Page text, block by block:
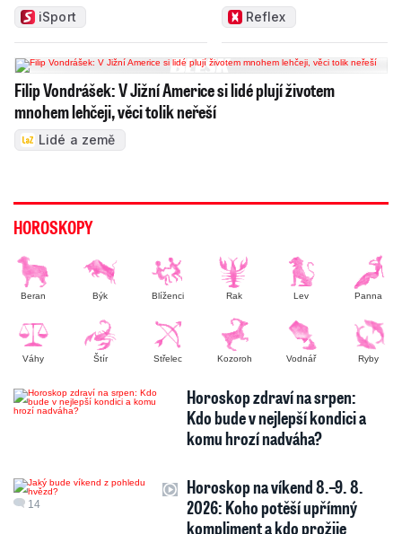
iSport Reflex
Filip Vondrášek: V Jižní Americe si lidé plují životem
mnohem lehčeji, věci tolik neřeší
Lidé a země
HOROSKOPY
Beran Býk Blíženci Rak Lev Panna
Váhy Štír Střelec Kozoroh Vodnář Ryby
Horoskop zdraví na srpen:
Kdo bude v nejlepší kondici a
komu hrozí nadváha?
14
Horoskop na víkend 8.–9. 8.
2026: Koho potěší upřímný
kompliment a kdo prožije